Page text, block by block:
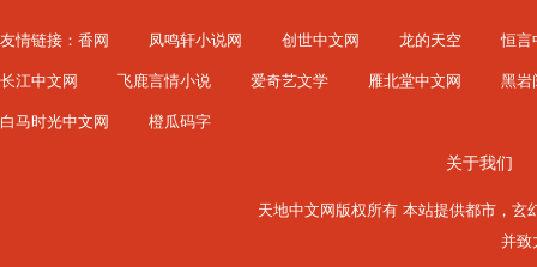
友情链接： 香网 凤鸣轩小说网 创世中文网 龙的天空 恒言
长江中文网 飞鹿言情小说 爱奇艺文学 雁北堂中文网 黑岩
白马时光中文网 橙瓜码字
关于我们
天地中文网版权所有 本站提供都市， 玄
并致